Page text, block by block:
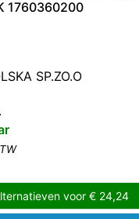
1760360200
SP.ZO.O
voor € 24,24